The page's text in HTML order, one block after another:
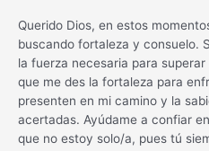
Querido Dios, en estos
buscando fortaleza y consuelo.
la fuerza necesaria para
que me des la fortaleza para
presenten en mi camino y la
acertadas. Ayúdame a confiar
que no estoy solo/a, pues tú